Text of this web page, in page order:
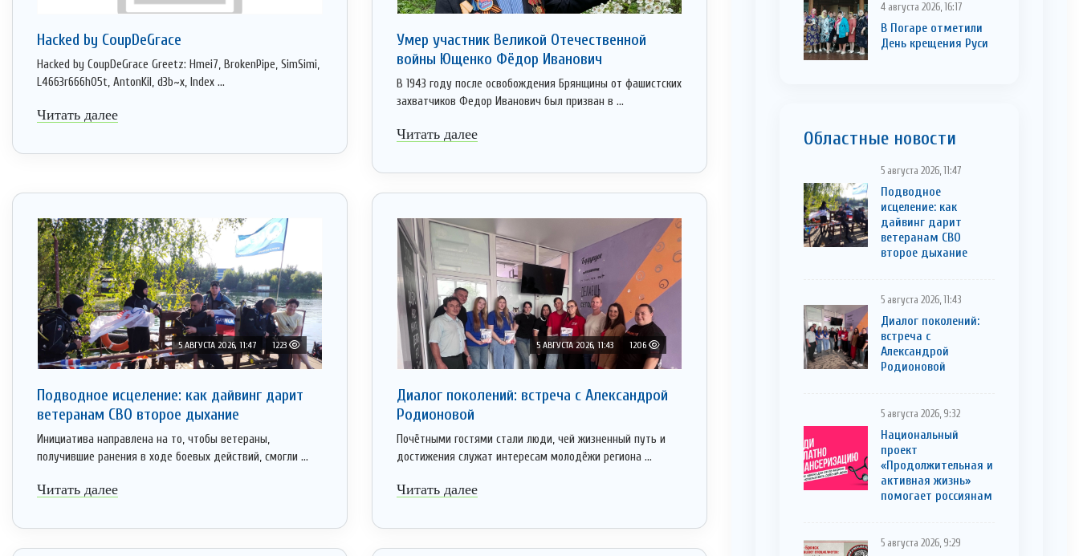
Hacked by CoupDeGrace
Hacked by CoupDeGrace Greetz: Hmei7, BrokenPipe, SimSimi,
L4663r666h05t, AntonKil, d3b~x, Index ...
Читать далее
Умер участник Великой Отечественной
войны Ющенко Фёдор Иванович
В 1943 году после освобождения Брянщины от фашистских
захватчиков Федор Иванович был призван в ...
Читать далее
5 АВГУСТА 2026, 11:47 1223
Подводное исцеление: как дайвинг дарит
ветеранам СВО второе дыхание
Инициатива направлена на то, чтобы ветераны,
получившие ранения в ходе боевых действий, смогли ...
Читать далее
5 АВГУСТА 2026, 11:43 1206
Диалог поколений: встреча с Александрой
Родионовой
Почётными гостями стали люди, чей жизненный путь и
достижения служат интересам молодёжи региона ...
Читать далее
4 августа 2026, 16:17
В Погаре отметили
День крещения Руси
Областные новости
5 августа 2026, 11:47
Подводное
исцеление: как
дайвинг дарит
ветеранам СВО
второе дыхание
5 августа 2026, 11:43
Диалог поколений:
встреча с
Александрой
Родионовой
5 августа 2026, 9:32
Национальный
проект
«Продолжительная и
активная жизнь»
помогает россиянам
5 августа 2026, 9:29